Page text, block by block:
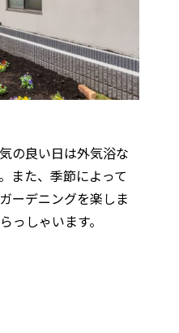
の良い日は外気浴な
また、季節によって
ーデニングを楽しま
っしゃいます。